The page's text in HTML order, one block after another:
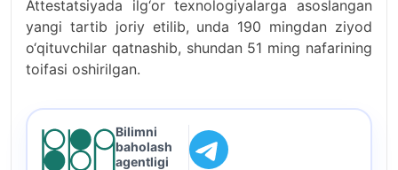
Attestatsiyada ilg‘or texnologiyalarga asoslangan
yangi tartib joriy etilib, unda 190 mingdan ziyod
o‘qituvchilar qatnashib, shundan 51 ming nafarining
toifasi oshirilgan.
Bilimni
baholash
agentligi